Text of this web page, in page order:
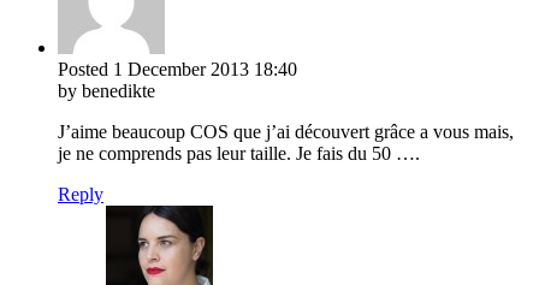
Posted 1 December 2013 18:40
by benedikte
J’aime beaucoup COS que j’ai découvert grâce a vous mais,
je ne comprends pas leur taille. Je fais du 50 ….
Reply